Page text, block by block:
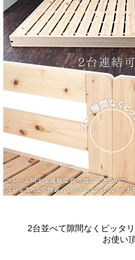
2台並べて隙間なくピッタ
お使い